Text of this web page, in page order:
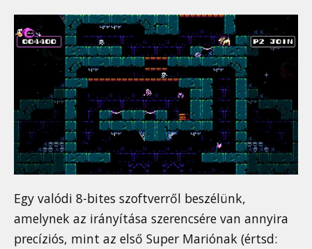
Egy valódi 8-bites szoftverről beszélünk,
amelynek az irányítása szerencsére van annyira
precíziós, mint az első Super Mariónak (értsd: